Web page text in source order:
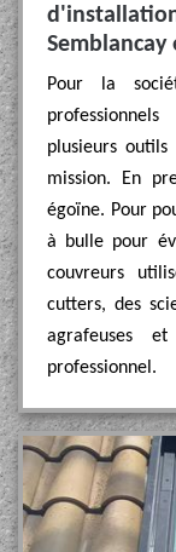
Semblancay
Pour la
plusieurs
mission. En
égoïne. Pour
à bulle pour
couvreurs
cutters, des
agrafeuses
professionnel.